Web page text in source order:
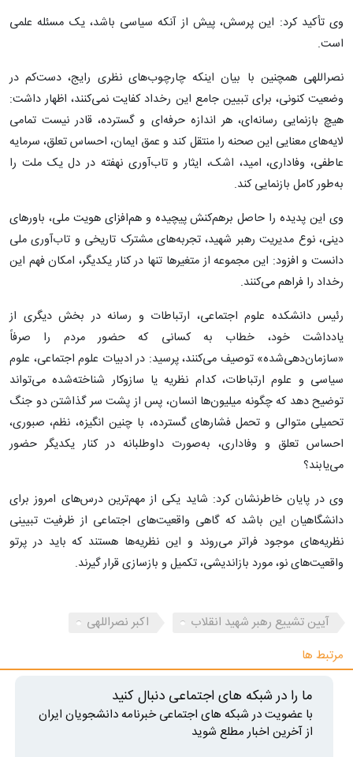
وی تأکید کرد: این پرسش، پیش از آنکه سیاسی باشد، یک مسئله علمی
است.
نصراللهی همچنین با بیان اینکه چارچوب‌های نظری رایج، دست‌کم در
وضعیت کنونی، برای تبیین جامع این رخداد کفایت نمی‌کنند، اظهار داشت:
هیچ بازنمایی رسانه‌ای، هر اندازه حرفه‌ای و گسترده، قادر نیست تمامی
لایه‌های معنایی این صحنه را منتقل کند و عمق ایمان، احساس تعلق، سرمایه
عاطفی، وفاداری، امید، اشک، ایثار و تاب‌آوری نهفته در دل یک ملت را
به‌طور کامل بازنمایی کند.
وی این پدیده را حاصل برهم‌کنش پیچیده و هم‌افزای هویت ملی، باورهای
دینی، نوع مدیریت رهبر شهید، تجربه‌های مشترک تاریخی و تاب‌آوری ملی
دانست و افزود: این مجموعه از متغیرها تنها در کنار یکدیگر، امکان فهم این
رخداد را فراهم می‌کنند.
رئیس دانشکده علوم اجتماعی، ارتباطات و رسانه در بخش دیگری از
یادداشت خود، خطاب به کسانی که حضور مردم را صرفاً
«سازمان‌دهی‌شده» توصیف می‌کنند، پرسید: در ادبیات علوم اجتماعی، علوم
سیاسی و علوم ارتباطات، کدام نظریه یا سازوکار شناخته‌شده می‌تواند
توضیح دهد که چگونه میلیون‌ها انسان، پس از پشت سر گذاشتن دو جنگ
تحمیلی متوالی و تحمل فشارهای گسترده، با چنین انگیزه، نظم، صبوری،
احساس تعلق و وفاداری، به‌صورت داوطلبانه در کنار یکدیگر حضور
می‌یابند؟
وی در پایان خاطرنشان کرد: شاید یکی از مهم‌ترین درس‌های امروز برای
دانشگاهیان این باشد که گاهی واقعیت‌های اجتماعی از ظرفیت تبیینی
نظریه‌های موجود فراتر می‌روند و این نظریه‌ها هستند که باید در پرتو
واقعیت‌های نو، مورد بازاندیشی، تکمیل و بازسازی قرار گیرند.
آیین تشییع رهبر شهید انقلاب
اکبر نصراللهی
مرتبط ها
ما را در شبکه های اجتماعی دنبال کنید
با عضویت در شبکه های اجتماعی خبرنامه دانشجویان ایران
از آخرین اخبار مطلع شوید